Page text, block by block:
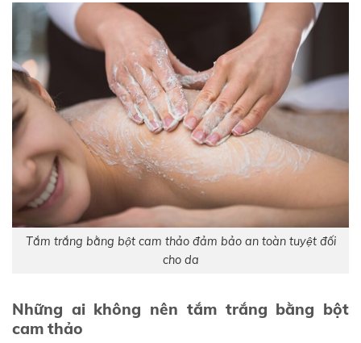
Tắm trắng bằng bột cam thảo đảm bảo an toàn tuyệt đối
cho da
Những ai không nên tắm trắng bằng bột
cam thảo